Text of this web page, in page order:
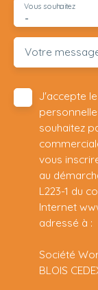
-
Vous souhaitez
Votre
J'accepte
souhaitez
vous
au
L223-1 du
Internet
adressé à :
Société
BLOIS